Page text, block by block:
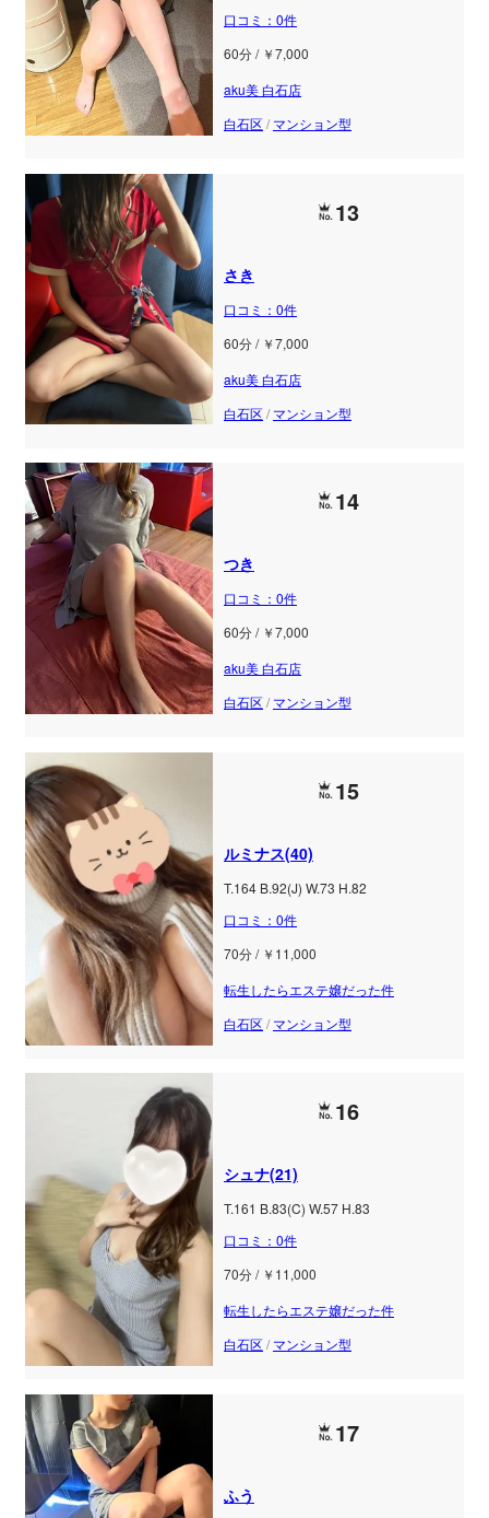
口コミ：0件
60分 / ￥7,000
aku美 白石店
白石区/マンション型
13
さき
口コミ：0件
60分 / ￥7,000
aku美 白石店
白石区/マンション型
14
つき
口コミ：0件
60分 / ￥7,000
aku美 白石店
白石区/マンション型
15
ルミナス(40)
T.164 B.92(J) W.73 H.82
口コミ：0件
70分 / ￥11,000
転生したらエステ嬢だった件
白石区/マンション型
16
シュナ(21)
T.161 B.83(C) W.57 H.83
口コミ：0件
70分 / ￥11,000
転生したらエステ嬢だった件
白石区/マンション型
17
ふう